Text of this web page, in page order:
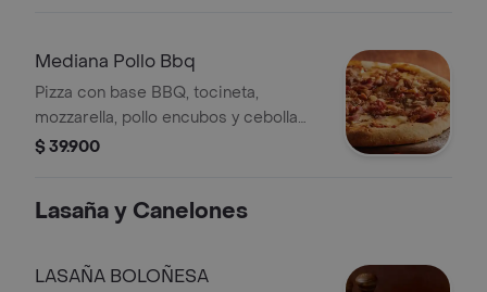
Mediana Pollo Bbq
Pizza con base BBQ, tocineta,
mozzarella, pollo encubos y cebolla
caramelizada.
$ 39.900
Lasaña y Canelones
LASAÑA BOLOÑESA